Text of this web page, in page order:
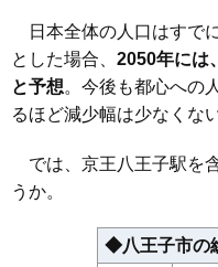
日本全体の人口はすで
とした場合、 2050年には
と予想。今後も都心への
るほど減少幅は少なくない
では、京王八王子駅を
うか。
◆八王子市の